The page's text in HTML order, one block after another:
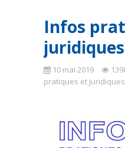
Infos
juridiques
10 mai 2019
pratiques et juridiques